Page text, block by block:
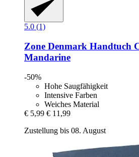
5.0 (1)
Zone Denmark Handtuch
Mandarine
-50%
Hohe Saugfähigkeit
Intensive Farben
Weiches Material
€ 5,99 € 11,99
Zustellung bis 08. August